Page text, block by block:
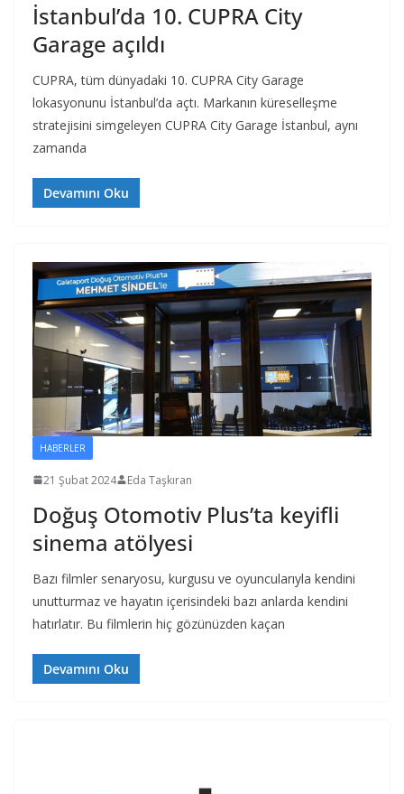
İstanbul’da 10. CUPRA City
Garage açıldı
CUPRA, tüm dünyadaki 10. CUPRA City Garage
lokasyonunu İstanbul’da açtı. Markanın küreselleşme
stratejisini simgeleyen CUPRA City Garage İstanbul, aynı
zamanda
Devamını Oku
HABERLER
21 Şubat 2024 Eda Taşkıran
Doğuş Otomotiv Plus’ta keyifli
sinema atölyesi
Bazı filmler senaryosu, kurgusu ve oyuncularıyla kendini
unutturmaz ve hayatın içerisindeki bazı anlarda kendini
hatırlatır. Bu filmlerin hiç gözünüzden kaçan
Devamını Oku